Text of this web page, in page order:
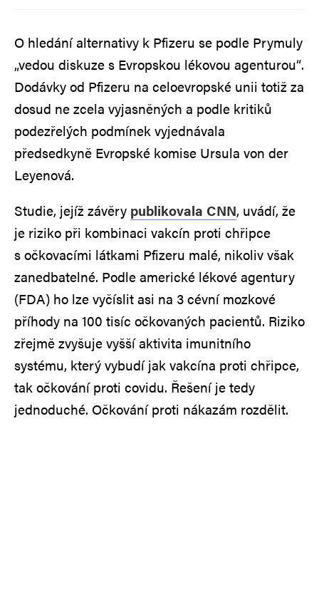
O hledání alternativy k Pfizeru se podle Prymuly
„vedou diskuze s Evropskou lékovou agenturou“.
Dodávky od Pfizeru na celoevropské unii totiž za
dosud ne zcela vyjasněných a podle kritiků
podezřelých podmínek vyjednávala
předsedkyně Evropské komise Ursula von der
Leyenová.
Studie, jejíž závěry publikovala CNN, uvádí, že
je riziko při kombinaci vakcín proti chřipce
s očkovacími látkami Pfizeru malé, nikoliv však
zanedbatelné. Podle americké lékové agentury
(FDA) ho lze vyčíslit asi na 3 cévní mozkové
příhody na 100 tisíc očkovaných pacientů. Riziko
zřejmě zvyšuje vyšší aktivita imunitního
systému, který vybudí jak vakcína proti chřipce,
tak očkování proti covidu. Řešení je tedy
jednoduché. Očkování proti nákazám rozdělit.